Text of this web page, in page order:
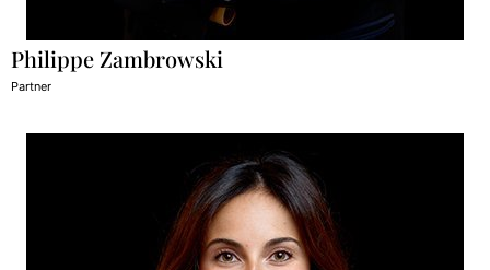
Philippe Zambrowski
Partner